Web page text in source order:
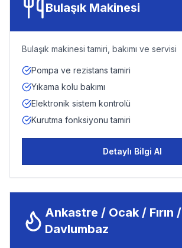
Bulaşık Makinesi
Bulaşık makinesi tamiri, bakımı ve servisi
Pompa ve rezistans tamiri
Yıkama kolu bakımı
Elektronik sistem kontrolü
Kurutma fonksiyonu tamiri
Detaylı Bilgi Al
Ankastre / Ocak / Fırın /
Davlumbaz